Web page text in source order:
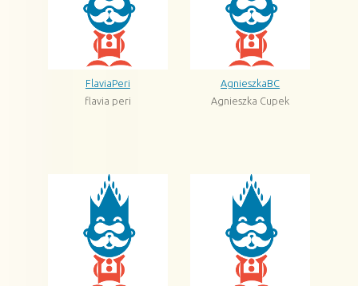
FlaviaPeri
flavia peri
AgnieszkaBC
Agnieszka Cupek